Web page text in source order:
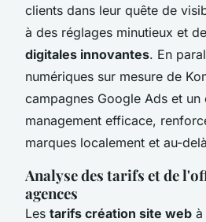
clients dans leur quête de
à des réglages minutieux et
digitales innovantes. En
numériques sur mesure de
campagnes Google Ads et un
management efficace,
marques localement et au-
Analyse des tarifs et de
agences
Les tarifs création site web à